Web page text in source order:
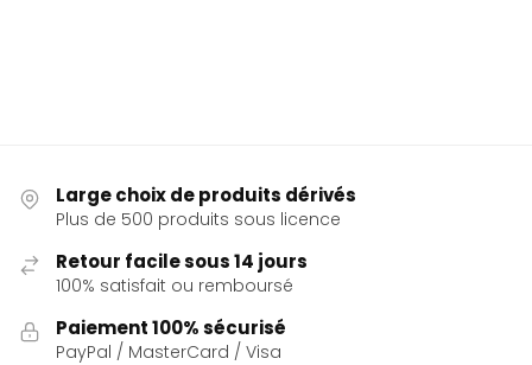
Large choix de produits dérivés
Plus de 500 produits sous licence
Retour facile sous 14 jours
100% satisfait ou remboursé
Paiement 100% sécurisé
PayPal / MasterCard / Visa